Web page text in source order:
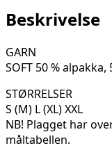
19L
antall
Beskrivelse
GARN
SOFT 50 %
STØRRELSER
S (M) L (XL) XXL
NB! Plagget har
måltabellen.